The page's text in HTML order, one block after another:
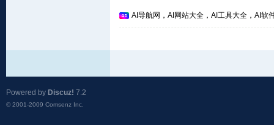
AI导航网，AI网站大全，AI工具大全，AI软
Powered by Discuz! 7.2
© 2001-2009 Comsenz Inc.